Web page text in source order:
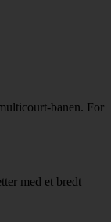
banen. For
med et bredt